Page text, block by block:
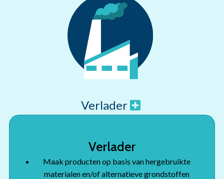
Verlader
Verlader
Maak producten op basis van hergebruikte
materialen en/of alternatieve grondstoffen